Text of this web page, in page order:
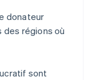
donateur
régions où
sont